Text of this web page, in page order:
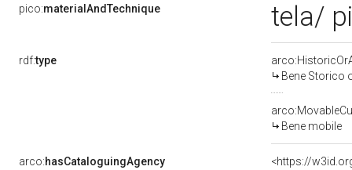
pico:materialAndTechnique tela/
rdf:type
Bene Storico
Bene mobile
arco:hasCataloguingAgency
<https://